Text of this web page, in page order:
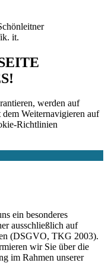
werden auf
Weiternavigieren auf
Richtlinien
ein besonderes
ausschließlich auf
(DSGVO, TKG 2003).
wir Sie über die
im Rahmen unserer